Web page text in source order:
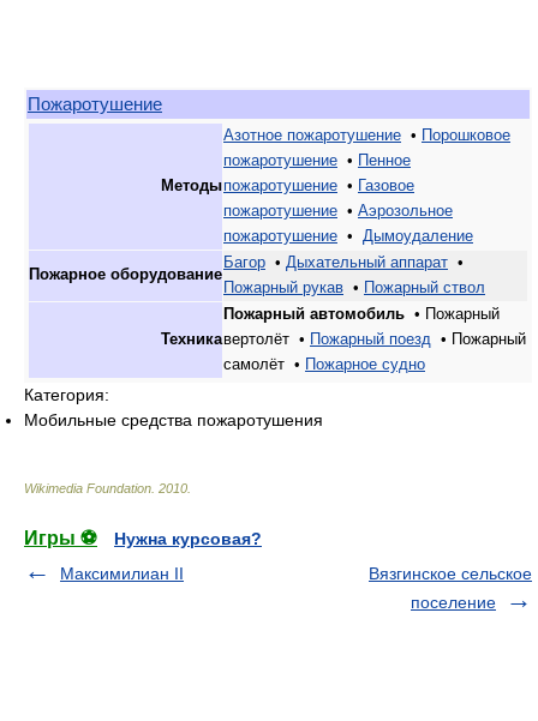
Пожаротушение
Методы
Азотное пожаротушение • Порошковое
пожаротушение • Пенное
пожаротушение • Газовое
пожаротушение • Аэрозольное
пожаротушение • ‎ Дымоудаление
Пожарное оборудование
Багор • Дыхательный аппарат •
Пожарный рукав • Пожарный ствол
Техника
Пожарный автомобиль • Пожарный
вертолёт • Пожарный поезд • Пожарный
самолёт • Пожарное судно
Категория:
Мобильные средства пожаротушения
Wikimedia Foundation 2010
Игры ⚽
Нужна курсовая?
Максимилиан II
Вязгинское сельское
поселение